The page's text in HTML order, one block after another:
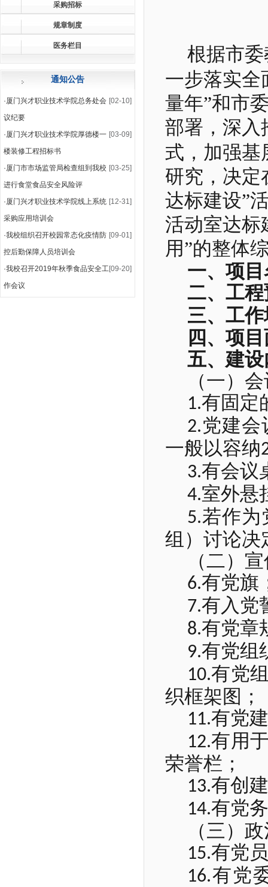
采购招标
规章制度
医务栏目
通知公告
[02-10]
·厦门兴才职业技术学院总务处会
议纪要
[03-09]
·厦门兴才职业技术学院厚德楼一
楼装修工程招标书
[03-25]
·厦门市市场监管局检查组到我校
进行食堂食品安全风险评
[12-31]
·厦门兴才职业技术学院线上系统
采购应用培训会
[09-01]
·我校组织召开校园常态化疫情防
控后勤保障人员培训会
[09-20]
·我校召开2019年秋季食品安全工
作会议
根据市
一步落实全
量年”和市
部署，深入
式，加强基
研究，决定
达标建设”
活动室达标
用”的整体
一、项
二、工
三、工
四、项
五、建
（一）
1.有固定
2.党建会
一般以容纳
3.有会议
4.室外悬
5.若作为
组）讨论决
（二）
6.有党旗
7.有入党
8.有党章
9.有党组
10.有党
织框架图；
11.有党
12.有用
荣誉栏；
13.有创
14.有党
（三）
15.有党
16.有党